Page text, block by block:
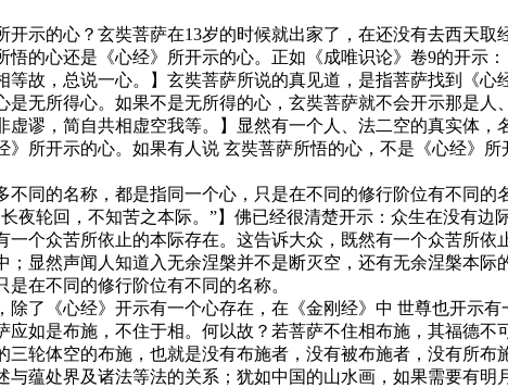
的心？玄奘菩萨在13岁的时候就出家了，在还没有去西天取
的心还是《心经》所开示的心。正如《成唯识论》卷9的开示
故，总说一心。】玄奘菩萨所说的真见道，是指菩萨找到《
无所得心。如果不是无所得的心，玄奘菩萨就不会开示那是
谬，简自共相虚空我等。】显然有一个人、法二空的真实体
所开示的心。如果有人说 玄奘菩萨所悟的心，不是《心经》
的名称，都是指同一个心，只是在不同的修行阶位有不同的
夜轮回，不知苦之本际。”】佛已经很清楚开示：众生在没有边
个众苦所依止的本际存在。这告诉大众，既然有一个众苦所
显然声闻人知道入无余涅槃并不是断灭空，还有无余涅槃本
在不同的修行阶位有不同的名称。
《心经》开示有一个心存在，在《金刚经》中 世尊也开示有
如是布施，不住于相。何以故？若菩萨不住相布施，其福德
轮体空的布施，也就是没有布施者，没有被布施者，没有所
蕴处界及诸法等法的关系；犹如中国的山水画，如果需要有明